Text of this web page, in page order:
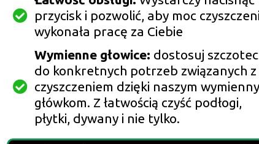
przycisk i pozwolić, aby moc
wykonała pracę za Ciebie
Wymienne głowice: dostosuj
do konkretnych potrzeb związanych z
czyszczeniem dzięki naszym
główkom. Z łatwością czyść podłogi,
płytki, dywany i nie tylko.